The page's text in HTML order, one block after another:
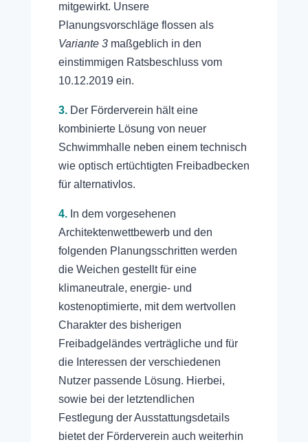
mitgewirkt. Unsere
Planungsvorschläge flossen als
Variante 3maßgeblich in den
einstimmigen Ratsbeschluss vom
10.12.2019 ein.
3. Der Förderverein hält eine
kombinierte Lösung von neuer
Schwimmhalle neben einem technisch
wie optisch ertüchtigten Freibadbecken
für alternativlos.
4.In dem vorgesehenen
Architektenwettbewerb und den
folgenden Planungsschritten werden
die Weichen gestellt für eine
klimaneutrale, energie- und
kostenoptimierte, mit dem wertvollen
Charakter des bisherigen
Freibadgeländes verträgliche und für
die Interessen der verschiedenen
Nutzer passende Lösung. Hierbei,
sowie bei der letztendlichen
Festlegung der Ausstattungsdetails
bietet der Förderverein auch weiterhin